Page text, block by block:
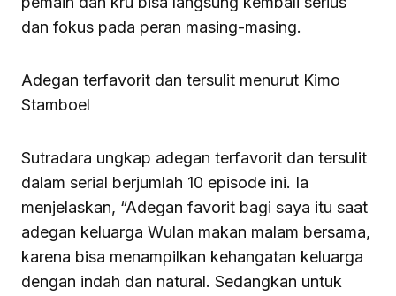
dan fokus pada peran masing-masing.
Adegan terfavorit dan tersulit menurut Kimo
Stamboel
Sutradara ungkap adegan terfavorit dan tersulit
dalam serial berjumlah 10 episode ini. Ia
menjelaskan, “Adegan favorit bagi saya itu saat
adegan keluarga Wulan makan malam bersama,
karena bisa menampilkan kehangatan keluarga
dengan indah dan natural. Sedangkan untuk